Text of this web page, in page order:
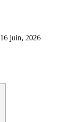
16 juin, 2026